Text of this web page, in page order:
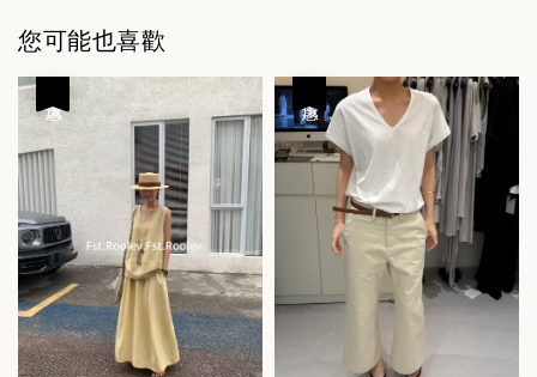
您可能也喜歡